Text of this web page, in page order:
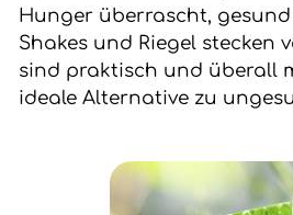
Hunger überrascht,
Shakes und Riegel stecken
sind praktisch und überall
ideale Alternative zu